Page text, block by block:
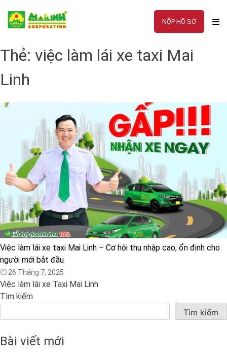
content
NỘP HỒ SƠ
Thẻ: việc làm lái xe taxi Mai
Linh
Việc làm lái xe taxi Mai Linh – Cơ hội thu nhập cao, ổn định cho
người mới bắt đầu
26 Tháng 7, 2025
Việc làm lái xe Taxi Mai Linh
Tìm kiếm
Tìm kiếm
Bài viết mới